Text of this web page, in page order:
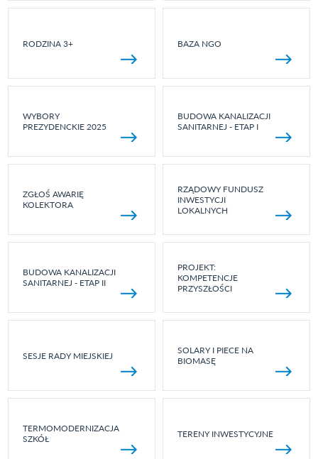
RODZINA 3+ BAZA NGO
WYBORY
PREZYDENCKIE 2025
BUDOWA KANALIZACJI
SANITARNEJ - ETAP I
ZGŁOŚ AWARIĘ
KOLEKTORA
RZĄDOWY FUNDUSZ
INWESTYCJI
LOKALNYCH
BUDOWA KANALIZACJI
SANITARNEJ - ETAP II
PROJEKT:
KOMPETENCJE
PRZYSZŁOŚCI
SESJE RADY MIEJSKIEJ
SOLARY I PIECE NA
BIOMASĘ
TERMOMODERNIZACJA
SZKÓŁ
TERENY INWESTYCYJNE